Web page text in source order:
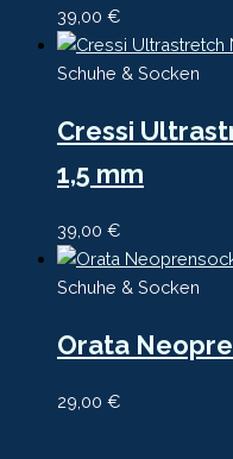
39,00 €
Schuhe & Socken
Cressi
1,5 mm
39,00 €
Schuhe & Socken
Orata
29,00 €